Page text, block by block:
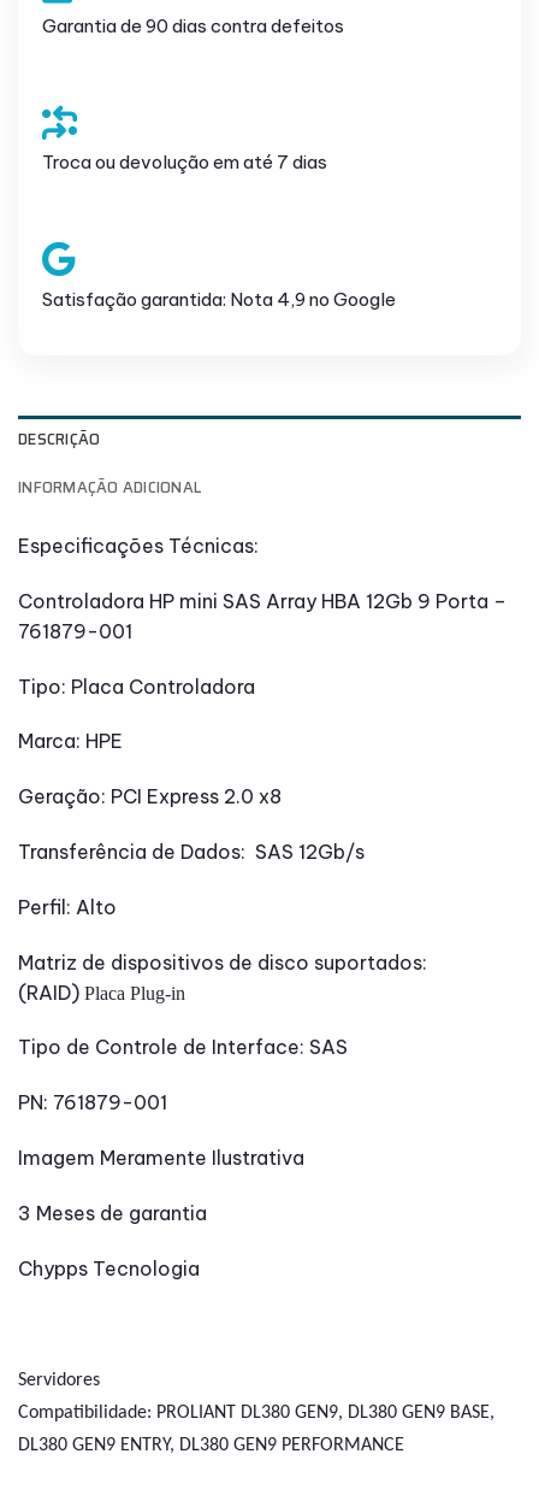
Garantia de 90 dias contra defeitos
Troca ou devolução em até 7 dias
Satisfação garantida: Nota 4,9 no Google
DESCRIÇÃO
INFORMAÇÃO ADICIONAL
Especificações Técnicas:
Controladora HP mini SAS Array HBA 12Gb 9 Porta –
761879-001
Tipo: Placa Controladora
Marca: HPE
Geração: PCI Express 2.0 x8
Transferência de Dados: SAS 12Gb/s
Perfil: Alto
Matriz de dispositivos de disco suportados:
(RAID) Placa Plug-in
Tipo de Controle de Interface: SAS
PN: 761879-001
Imagem Meramente Ilustrativa
3 Meses de garantia
Chypps Tecnologia
Servidores
Compatibilidade: PROLIANT DL380 GEN9, DL380 GEN9 BASE,
DL380 GEN9 ENTRY, DL380 GEN9 PERFORMANCE